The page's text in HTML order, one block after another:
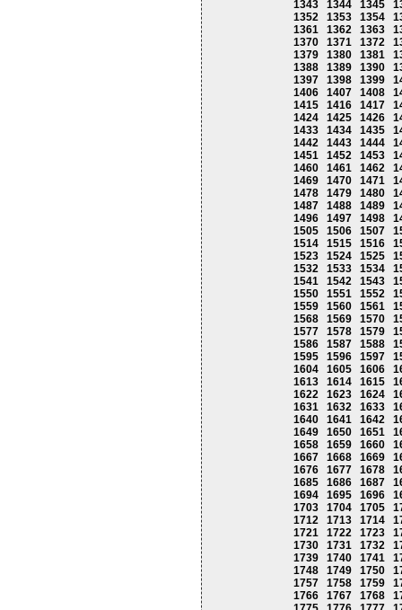
1343
1344 1345
1352
1353 1354
1361
1362 1363
1370
1371 1372
1379
1380 1381
1388
1389 1390
1397
1398 1399
1406
1407 1408
1415
1416 1417
1424
1425 1426
1433
1434 1435
1442
1443 1444
1451
1452 1453
1460
1461 1462
1469
1470 1471
1478
1479 1480
1487
1488 1489
1496
1497 1498
1505
1506 1507
1514
1515 1516
1523
1524 1525
1532
1533 1534
1541
1542 1543
1550
1551 1552
1559
1560 1561
1568
1569 1570
1577
1578 1579
1586
1587 1588
1595
1596 1597
1604
1605 1606
1613
1614 1615
1622
1623 1624
1631
1632 1633
1640
1641 1642
1649
1650 1651
1658
1659 1660
1667
1668 1669
1676
1677 1678
1685
1686 1687
1694
1695 1696
1703
1704 1705
1712
1713 1714
1721
1722 1723
1730
1731 1732
1739
1740 1741
1748
1749 1750
1757
1758 1759
1766
1767 1768